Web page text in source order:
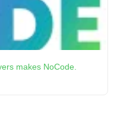
makes NoCode.